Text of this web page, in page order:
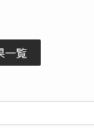
一覧